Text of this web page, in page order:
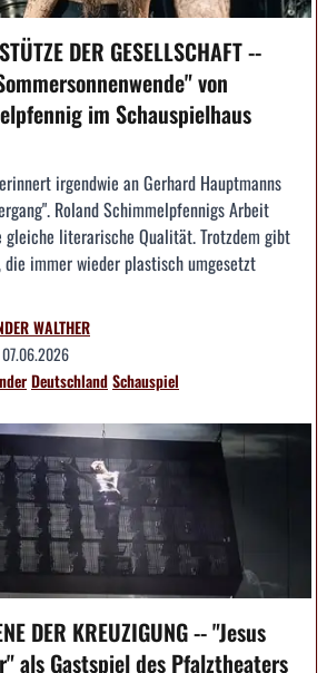
DER GESELLSCHAFT --
von
im Schauspielhaus
irgendwie an Gerhard Hauptmanns
Roland Schimmelpfennigs Arbeit
literarische Qualität. Trotzdem gibt
immer wieder plastisch umgesetzt
WALTHER
07.06.2026
DeutschlandSchauspiel
DER KREUZIGUNG -- "Jesus
als Gastspiel des Pfalztheaters